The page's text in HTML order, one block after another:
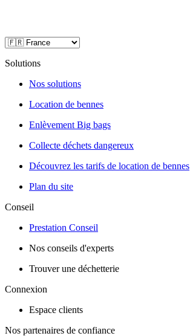
Solutions
Nos solutions
Location de bennes
Enlèvement Big bags
Collecte déchets dangereux
Découvrez les tarifs de location de bennes
Plan du site
Conseil
Prestation Conseil
Nos conseils d'experts
Trouver une déchetterie
Connexion
Espace clients
Nos partenaires de confiance